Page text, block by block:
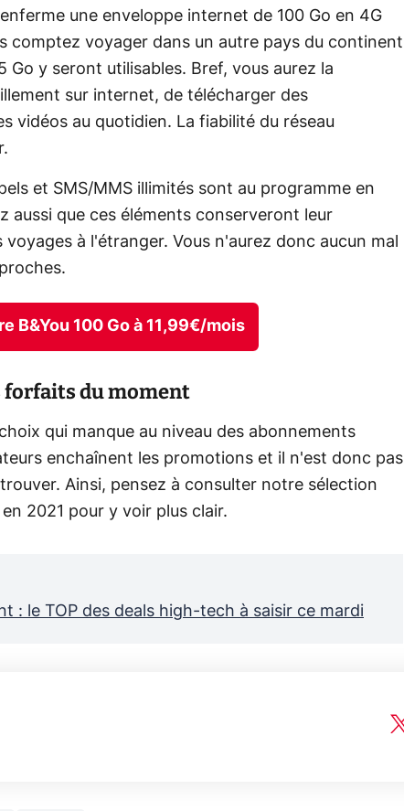
une enveloppe internet de 100 Go en 4G
comptez voyager dans un autre pays du continent
Go y seront utilisables. Bref, vous aurez la
sur internet, de télécharger des
vidéos au quotidien. La fiabilité du réseau
et SMS/MMS illimités sont au programme en
aussi que ces éléments conserveront leur
à l'étranger. Vous n'aurez donc aucun mal
B&You 100 Go à 11,99€/mois
forfaits du moment
qui manque au niveau des abonnements
enchaînent les promotions et il n'est donc pas
Ainsi, pensez à consulter notre sélection
en 2021 pour y voir plus clair.
: le TOP des deals high-tech à saisir ce mardi